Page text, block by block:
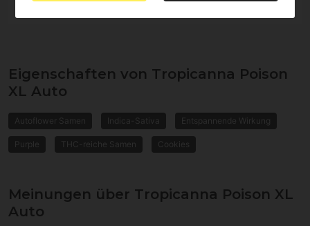
Eigenschaften von Tropicanna Poison
XL Auto
Autoflower Samen Indica-Sativa Entspannende Wirkung
Purple THC-reiche Samen Cookies
Meinungen über Tropicanna Poison XL
Auto